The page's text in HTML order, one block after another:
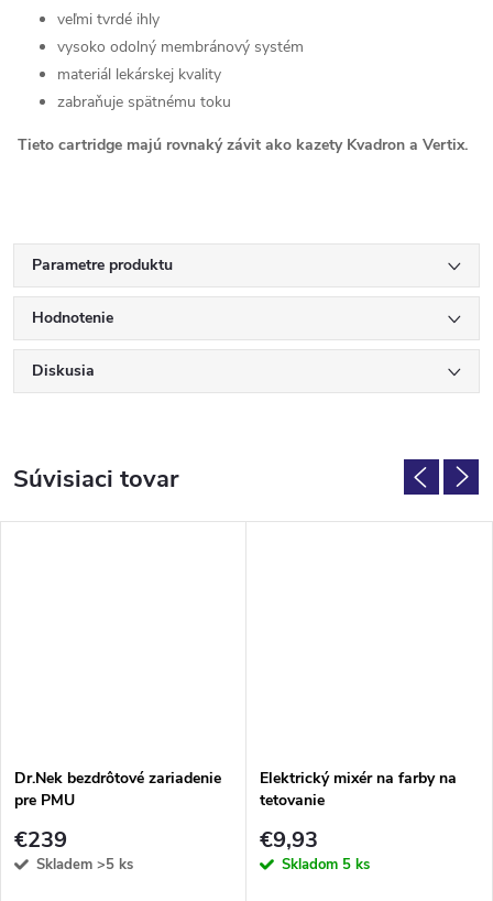
veľmi tvrdé ihly
vysoko odolný membránový systém
materiál lekárskej kvality
zabraňuje spätnému toku
Tieto cartridge majú rovnaký závit ako kazety Kvadron a Vertix.
Parametre produktu
Hodnotenie
Diskusia
Súvisiaci tovar
Dr.Nek bezdrôtové zariadenie
pre PMU
€239
Skladem >5 ks
Elektrický mixér na farby na
tetovanie
€9,93
Skladom 5 ks